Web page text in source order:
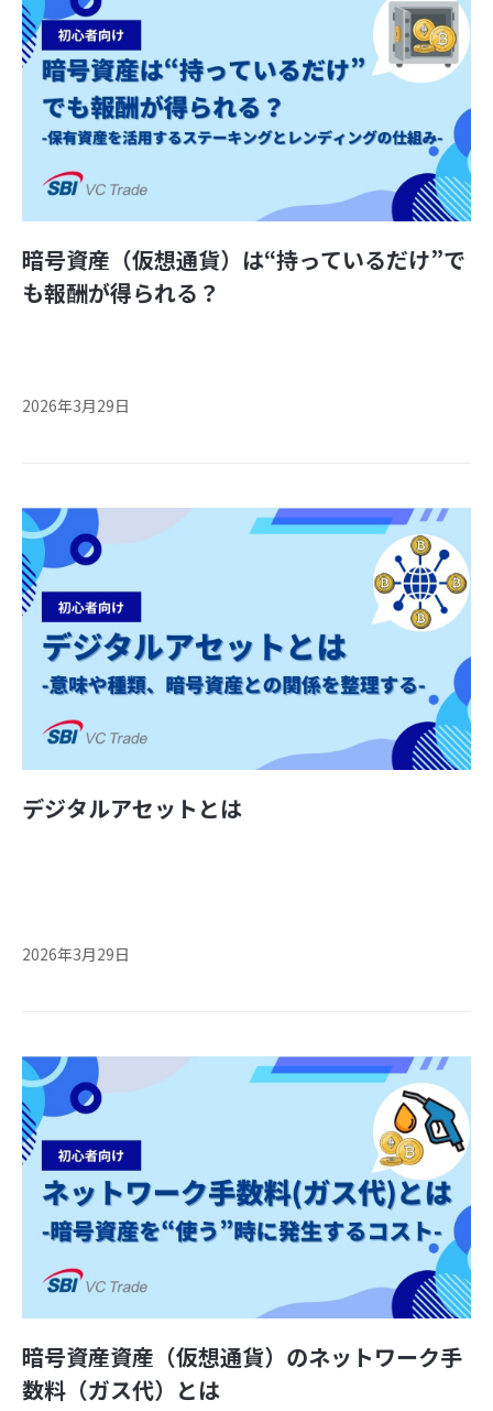
暗号資産（仮想通貨）は“持っているだけ”で
も報酬が得られる？
2026年3月29日
デジタルアセットとは
2026年3月29日
暗号資産資産（仮想通貨）のネットワーク手
数料（ガス代）とは